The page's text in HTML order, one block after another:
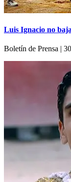
Luis Ignacio no
Boletí­n de Prensa |